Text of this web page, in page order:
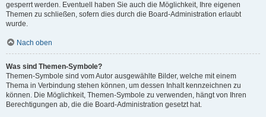
gesperrt werden. Eventuell haben Sie auch die Möglichkeit, Ihre eigenen
Themen zu schließen, sofern dies durch die Board-Administration erlaubt
wurde.
Nach oben
Was sind Themen-Symbole?
Themen-Symbole sind vom Autor ausgewählte Bilder, welche mit einem
Thema in Verbindung stehen können, um dessen Inhalt kennzeichnen zu
können. Die Möglichkeit, Themen-Symbole zu verwenden, hängt von Ihren
Berechtigungen ab, die die Board-Administration gesetzt hat.